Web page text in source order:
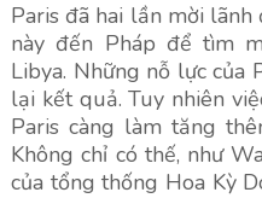
Paris đã hai lần mời
này đến Pháp để tìm
Libya. Những nỗ lực của
lại kết quả. Tuy nhiên
Paris càng làm tăng
Không chỉ có thế, như
của tổng thống Hoa Kỳ